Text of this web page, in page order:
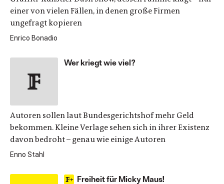
einer von vielen Fällen, in denen große Firmen
ungefragt kopieren
Enrico Bonadio
Wer kriegt wie viel?
Autoren sollen laut Bundesgerichtshof mehr Geld
bekommen. Kleine Verlage sehen sich in ihrer Existenz
davon bedroht – genau wie einige Autoren
Enno Stahl
Freiheit für Micky Maus!